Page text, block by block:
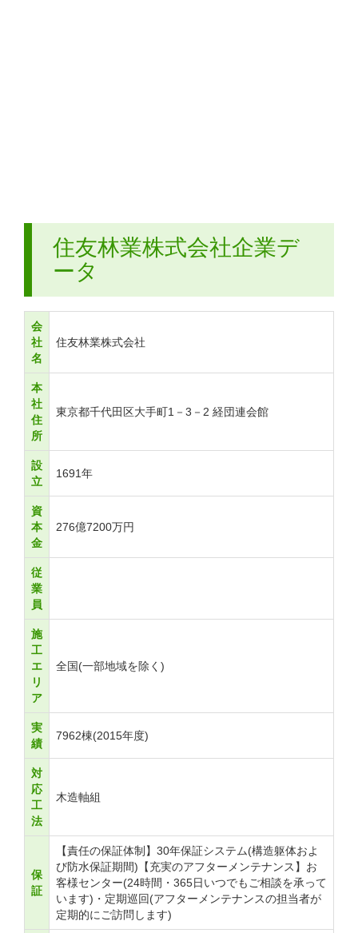
住友林業株式会社企業デ
ータ
会
社
名
住友林業株式会社
本
社
住
所
東京都千代田区大手町1－3－2 経団連会館
設
立
1691年
資
本
金
276億7200万円
従
業
員
施
工
エ
リ
ア
全国(一部地域を除く)
実
績
7962棟(2015年度)
対
応
工
法
木造軸組
保
証
【責任の保証体制】30年保証システム(構造躯体およ
び防水保証期間)【充実のアフターメンテナンス】お
客様センター(24時間・365日いつでもご相談を承って
います)・定期巡回(アフターメンテナンスの担当者が
定期的にご訪問します)